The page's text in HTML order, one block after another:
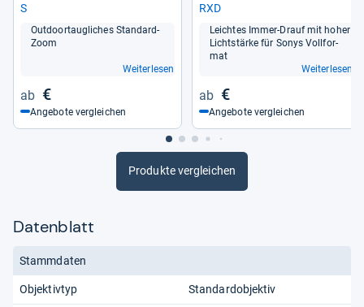
S
Out­doortaug­li­ches Stan­dard-​
Zoom
Weiterlesen
€
Angebote vergleichen
RXD
Leich­tes Immer-​Drauf mit hoher
Licht­stärke für Sonys Voll­for­
mat
Weiterlesen
€
Angebote vergleichen
Produkte vergleichen
Datenblatt
Stammdaten
Objektivtyp Standardobjektiv